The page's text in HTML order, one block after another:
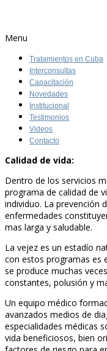
Menu
Tratamientos en Cuba
Interconsultas
Capacitación
Novedades
Institucional
Testimonios
Videos
Contacto
Calidad de vida:
Dentro de los servicios
programa de calidad de
individuo. La prevención
enfermedades
mas larga y saludable.
La vejez es un estadío
con estos programas es
se produce muchas
constantes, polusión y
Un equipo médico
avanzados medios de
especialidades médicas
vida beneficiosos, bien